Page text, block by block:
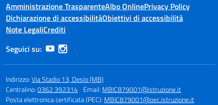
Amministrazione TrasparenteAlbo OnlinePrivacy Policy
Dichiarazione di accessibilitàObiettivi di accessibilità
Note LegaliCrediti
Seguici su:
Indirizzo:Via Stadio 13, Desio (MB)
Centralino:0362 392314 Email: MBIC879001@istruzione.it
Posta elettronica certificata (PEC): MBIC879001@pec.istruzione.it